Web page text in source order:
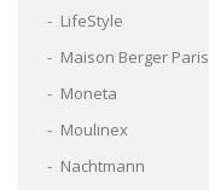
LifeStyle
Maison Berger Paris
Moneta
Moulinex
Nachtmann